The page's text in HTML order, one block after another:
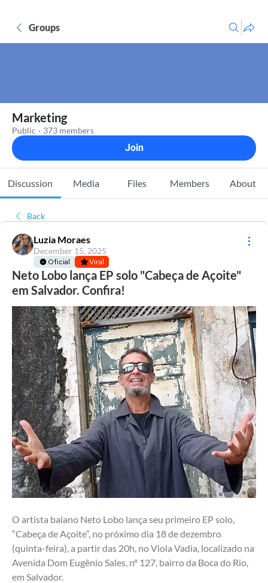
Groups
Marketing
Public · 373 members
Join
Discussion Media Files Members About
Back
Luzia Moraes
December 15, 2025
Oficial Viral
Neto Lobo lança EP solo "Cabeça de Açoite"
em Salvador. Confira!
O artista baiano Neto Lobo lança seu primeiro EP solo,
“Cabeça de Açoite”, no próximo dia 18 de dezembro
(quinta-feira), a partir das 20h, no Viola Vadia, localizado na
Avenida Dom Eugênio Sales, nº 127, bairro da Boca do Rio,
em Salvador.